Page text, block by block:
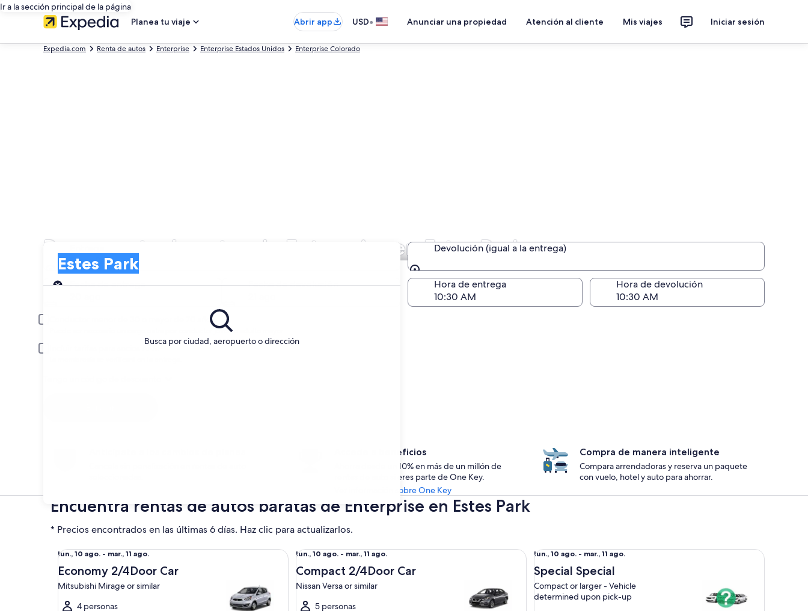
Ir a la sección principal de la página
Planea tu viaje
Abrir app USD• Anunciar una propiedad Atención al cliente Mis viajes Iniciar sesión
Expedia.com Renta de autos Enterprise Enterprise Estados Unidos Enterprise Colorado
Busca renta de autos de Enterprise en Estes Park
Busca por ciudad, aeropuerto o dirección
Estes Park
Entrega
Devolución (igual a la entrega)
Devolución (igual a la entrega)
Fecha de entrega
Fecha de devolución
Hora de entrega Hora de devolución
Conductor menor de 30 o mayor de 70 años
Puede ser necesario un cargo extra por conductor joven o adulto mayor.
Accede a beneficios
Ahorra desde un 10% en más de un millón de
rentas de auto si eres parte de One Key.
Ver información sobre One Key
Compra de manera inteligente
Compara arrendadoras y reserva un paquete
con vuelo, hotel y auto para ahorrar.
Encuentra rentas de autos baratas de Enterprise en Estes Park
* Precios encontrados en las últimas 6 días. Haz clic para actualizarlos.
Del
lun.,
10
ago.
al
lun., 10 ago. - mar., 11 ago.
Economy 2/4Door Car
Mitsubishi Mirage or similar
4 personas
Economy 2/4Door Car Mitsubishi Mirage or similar
Del
lun.,
10
ago.
al
lun., 10 ago. - mar., 11 ago.
Compact 2/4Door Car
Nissan Versa or similar
5 personas
Compact 2/4Door Car Nissan Versa or similar
Del
lun.,
10
ago.
lun., 10 ago. - mar., 11 ago.
Special Special
Compact or larger - Vehicle
determined upon pick-up
Special Special Compact or larger - Vehicle determined upon